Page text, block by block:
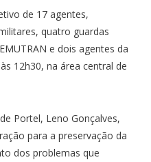
de 17 agentes,
quatro guardas
e dois agentes da
12h30, na área central de
Portel, Leno Gonçalves,
para a preservação da
dos problemas que